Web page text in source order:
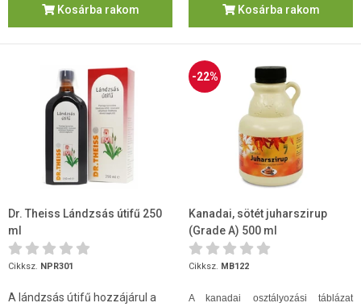
Kosárba rakom Kosárba rakom
Dr. Theiss Lándzsás útifű 250
ml
Cikksz. NPR301
A lándzsás útifű hozzájárul a
-22%
Kanadai, sötét juharszirup
(Grade A) 500 ml
Cikksz. MB122
A kanadai osztályozási táblázat